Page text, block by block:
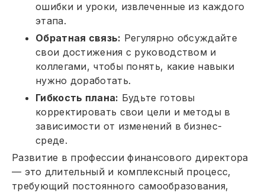
ошибки и уроки, извлеченные из каждого
этапа.
Обратная связь: Регулярно обсуждайте
свои достижения с руководством и
коллегами, чтобы понять, какие навыки
нужно доработать.
Гибкость плана: Будьте готовы
корректировать свои цели и методы в
зависимости от изменений в бизнес-
среде.
Развитие в профессии финансового директора
— это длительный и комплексный процесс,
требующий постоянного самообразования,